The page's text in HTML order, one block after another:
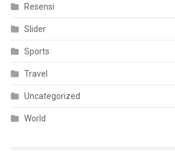
Resensi
Slider
Sports
Travel
Uncategorized
World